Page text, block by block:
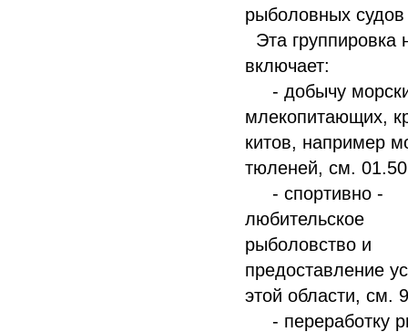
рыболовных судов
Эта группировка
включает:
- добычу
млекопитающих,
китов, например
тюленей, см. 01.50
- спортивно -
любительское
рыболовство и
предоставление
этой области, см.
- переработку